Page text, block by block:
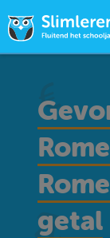
getal